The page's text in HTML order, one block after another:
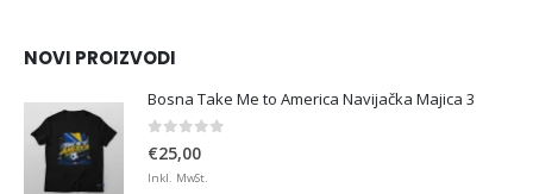
NOVI PROIZVODI
Bosna Take Me to America Navijačka Majica 3
0 out of 5
€25,00
Inkl. MwSt.